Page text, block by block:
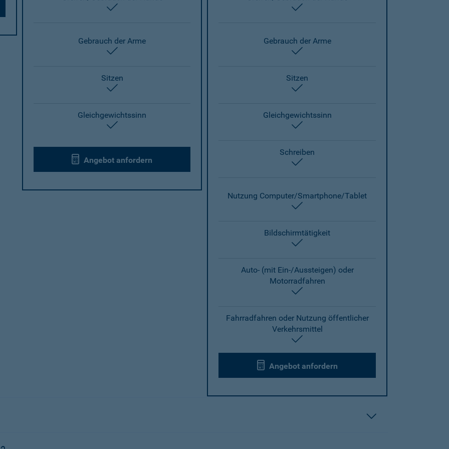
enthalten
Gebrauch der Arme
enthalten
Gebrauch der Arme
Sitzen
enthalten
Sitzen
Gleichgewichtssinn
enthalten
Gleichgewichtssinn
Angebot anfordern
Schreiben
Nutzung Computer/Smartphone/Tablet
Bildschirmtätigkeit
Auto- (mit Ein-/Aussteigen) oder
Motorradfahren
Fahrradfahren oder Nutzung öffentlicher
Verkehrsmittel
Angebot anfordern